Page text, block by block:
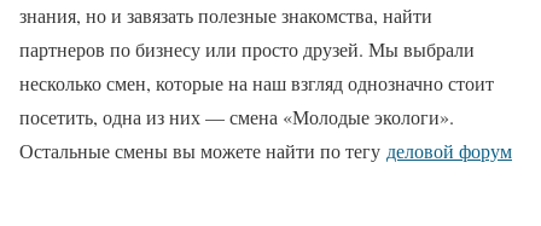
знания, но и завязать полезные знакомства, найти
партнеров по бизнесу или просто друзей. Мы выбрали
несколько смен, которые на наш взгляд однозначно стоит
посетить, одна из них — смена «Молодые экологи».
Остальные смены вы можете найти по тегу деловой форум